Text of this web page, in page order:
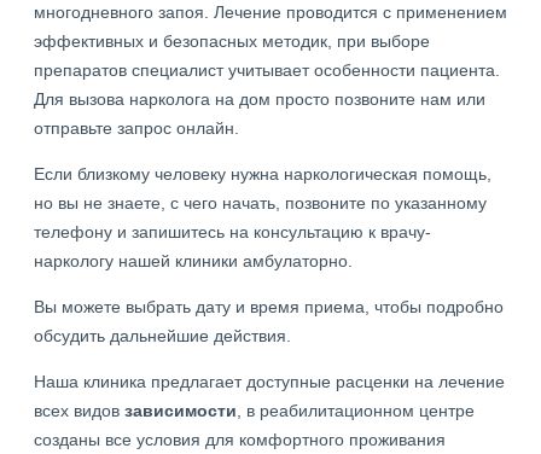
многодневного запоя. Лечение проводится с применением
эффективных и безопасных методик, при выборе
препаратов специалист учитывает особенности пациента.
Для вызова нарколога на дом просто позвоните нам или
отправьте запрос онлайн.
Если близкому человеку нужна наркологическая помощь,
но вы не знаете, с чего начать, позвоните по указанному
телефону и запишитесь на консультацию к врачу-
наркологу нашей клиники амбулаторно.
Вы можете выбрать дату и время приема, чтобы подробно
обсудить дальнейшие действия.
Наша клиника предлагает доступные расценки на лечение
всех видов зависимости , в реабилитационном центре
созданы все условия для комфортного проживания